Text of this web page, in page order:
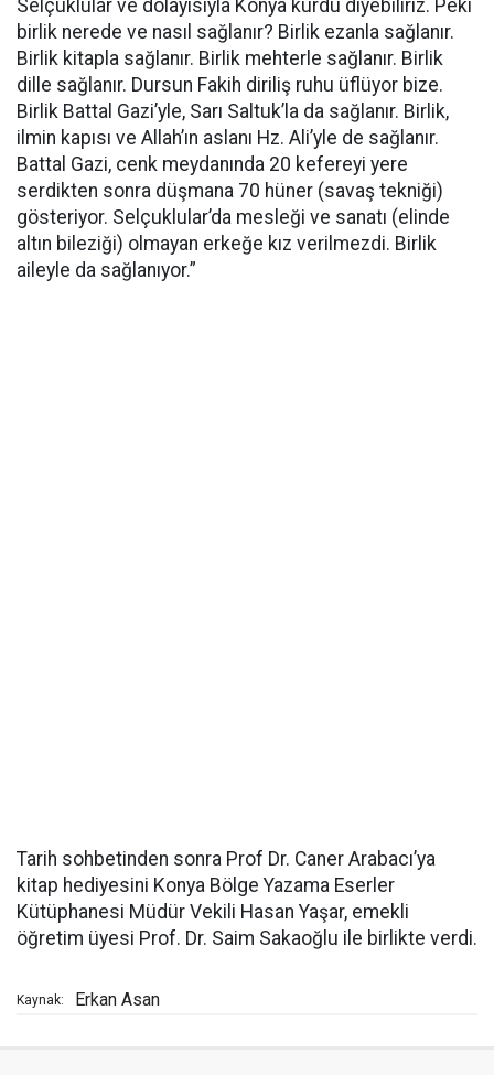
Selçuklular ve dolayısıyla Konya kurdu diyebiliriz. Peki
birlik nerede ve nasıl sağlanır? Birlik ezanla sağlanır.
Birlik kitapla sağlanır. Birlik mehterle sağlanır. Birlik
dille sağlanır. Dursun Fakih diriliş ruhu üflüyor bize.
Birlik Battal Gazi’yle, Sarı Saltuk’la da sağlanır. Birlik,
ilmin kapısı ve Allah’ın aslanı Hz. Ali’yle de sağlanır.
Battal Gazi, cenk meydanında 20 kefereyi yere
serdikten sonra düşmana 70 hüner (savaş tekniği)
gösteriyor. Selçuklular’da mesleği ve sanatı (elinde
altın bileziği) olmayan erkeğe kız verilmezdi. Birlik
aileyle da sağlanıyor.”
Tarih sohbetinden sonra Prof Dr. Caner Arabacı’ya
kitap hediyesini Konya Bölge Yazama Eserler
Kütüphanesi Müdür Vekili Hasan Yaşar, emekli
öğretim üyesi Prof. Dr. Saim Sakaoğlu ile birlikte verdi.
Kaynak: Erkan Asan